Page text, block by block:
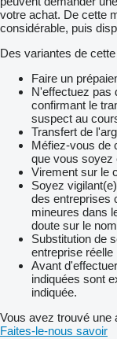
votre achat. De cette
considérable, puis
Des variantes de
Faire un
N'effectuez pas
confirmant le
suspect au
Transfert de
Méfiez-vous de
que vous soyez
Virement sur le
Soyez
des entreprises
mineures dans
doute sur le
Substitution de
entreprise réelle
Avant
indiquées sont
indiquée.
Vous avez trouvé une
Faites-le-nous savoir